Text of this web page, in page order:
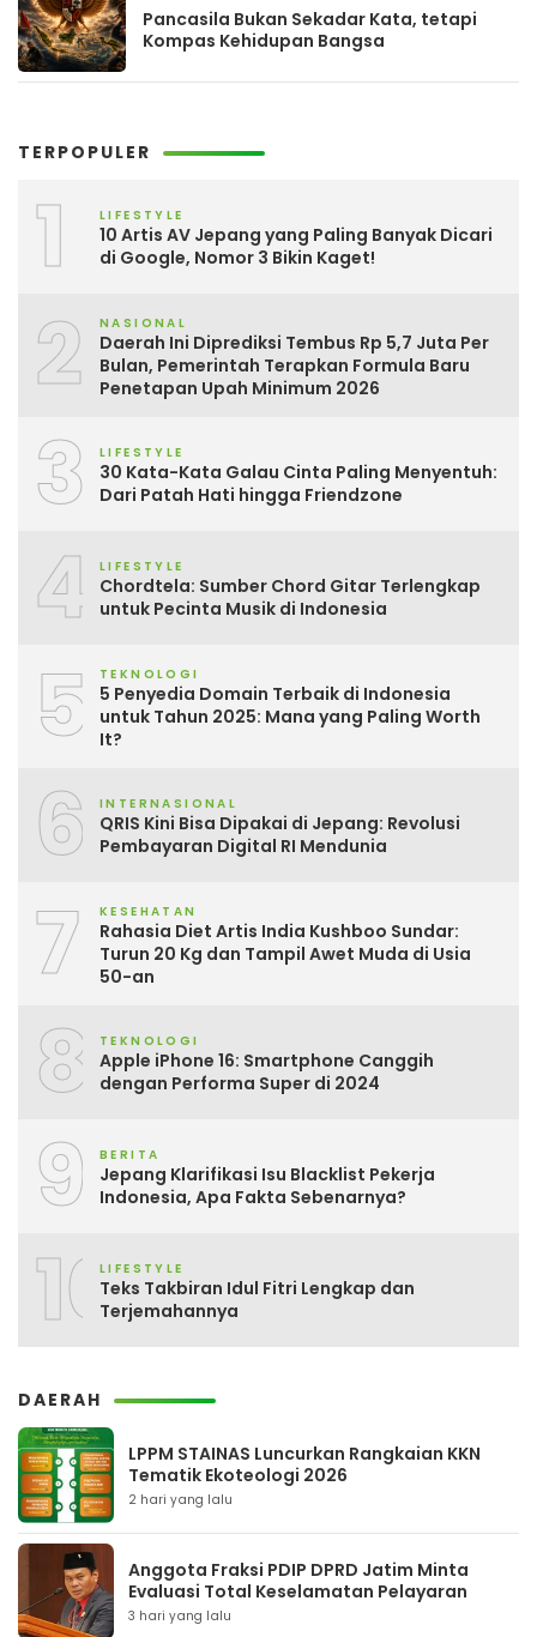
Pancasila Bukan Sekadar Kata, tetapi
Kompas Kehidupan Bangsa
TERPOPULER
1 LIFESTYLE
10 Artis AV Jepang yang Paling Banyak Dicari
di Google, Nomor 3 Bikin Kaget!
2 NASIONAL
Daerah Ini Diprediksi Tembus Rp 5,7 Juta Per
Bulan, Pemerintah Terapkan Formula Baru
Penetapan Upah Minimum 2026
3 LIFESTYLE
30 Kata-Kata Galau Cinta Paling Menyentuh:
Dari Patah Hati hingga Friendzone
4 LIFESTYLE
Chordtela: Sumber Chord Gitar Terlengkap
untuk Pecinta Musik di Indonesia
5 TEKNOLOGI
5 Penyedia Domain Terbaik di Indonesia
untuk Tahun 2025: Mana yang Paling Worth
It?
6 INTERNASIONAL
QRIS Kini Bisa Dipakai di Jepang: Revolusi
Pembayaran Digital RI Mendunia
7 KESEHATAN
Rahasia Diet Artis India Kushboo Sundar:
Turun 20 Kg dan Tampil Awet Muda di Usia
50-an
8 TEKNOLOGI
Apple iPhone 16: Smartphone Canggih
dengan Performa Super di 2024
9 BERITA
Jepang Klarifikasi Isu Blacklist Pekerja
Indonesia, Apa Fakta Sebenarnya?
10LIFESTYLE
Teks Takbiran Idul Fitri Lengkap dan
Terjemahannya
DAERAH
LPPM STAINAS Luncurkan Rangkaian KKN
Tematik Ekoteologi 2026
2 hari yang lalu
Anggota Fraksi PDIP DPRD Jatim Minta
Evaluasi Total Keselamatan Pelayaran
3 hari yang lalu